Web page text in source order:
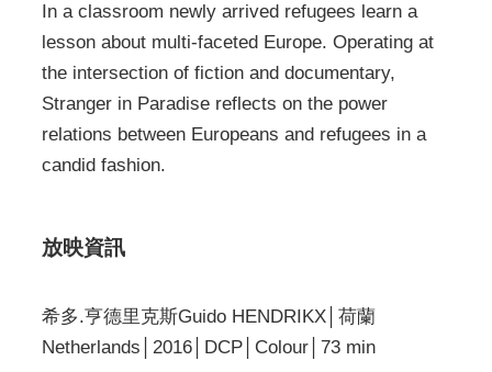
In a classroom newly arrived refugees learn a
lesson about multi-faceted Europe. Operating at
the intersection of fiction and documentary,
Stranger in Paradise reflects on the power
relations between Europeans and refugees in a
candid fashion.
放映資訊
希多.亨德里克斯Guido HENDRIKX│荷蘭
Netherlands│2016│DCP│Colour│73 min